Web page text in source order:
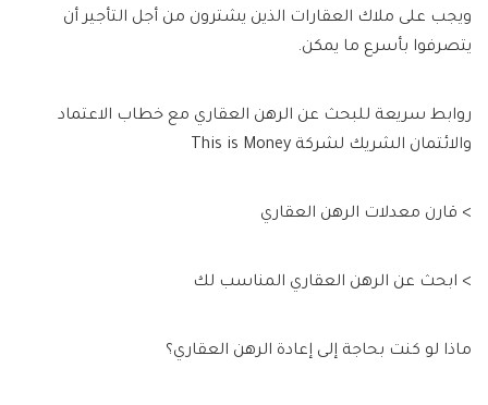
ويجب على ملاك العقارات الذين يشترون من أجل التأجير أن
يتصرفوا بأسرع ما يمكن.
روابط سريعة للبحث عن الرهن العقاري مع خطاب الاعتماد
والائتمان الشريك لشركة This is Money
> قارن معدلات الرهن العقاري
> ابحث عن الرهن العقاري المناسب لك
ماذا لو كنت بحاجة إلى إعادة الرهن العقاري؟